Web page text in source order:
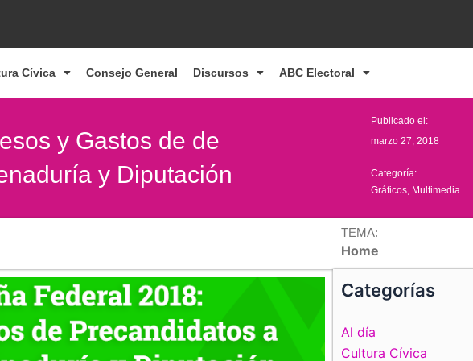
Cívica Consejo General Discursos ABC Electoral
y Gastos de de
y Diputación
Publicado el:
marzo 27, 2018
Categoría:
Gráficos Multimedia
TEMA:
Home
Categorías
Al día
Cultura Cívica